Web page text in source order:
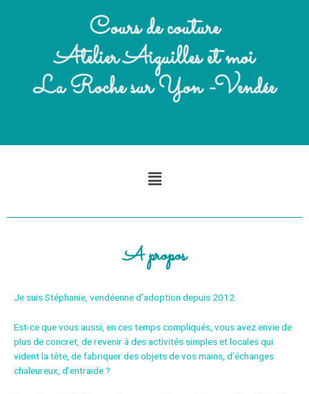
Cours de couture
Atelier Aiguilles et moi
La Roche sur Yon -Vendée
A propos
Je suis Stéphanie, vendéenne d’adoption depuis 2012.
Est-ce que vous aussi, en ces temps compliqués, vous avez envie de
plus de concret, de revenir à des activités simples et locales qui
vident la tête, de fabriquer des objets de vos mains, d’échanges
chaleureux, d’entraide ?